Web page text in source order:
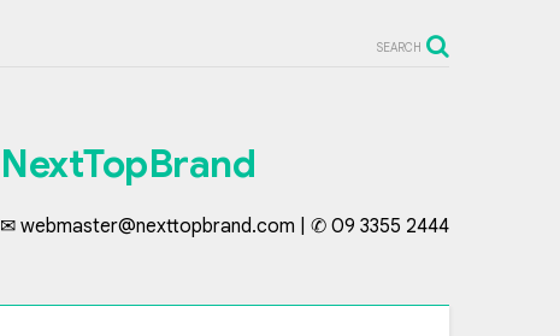
SEARCH
NextTopBrand
✉ webmaster@nexttopbrand.com | ✆ 09 3355 2444